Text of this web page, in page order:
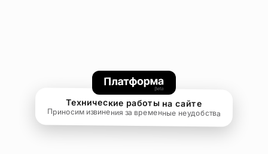
Технические работы на сайте
Приносим извинения за временные неудобства